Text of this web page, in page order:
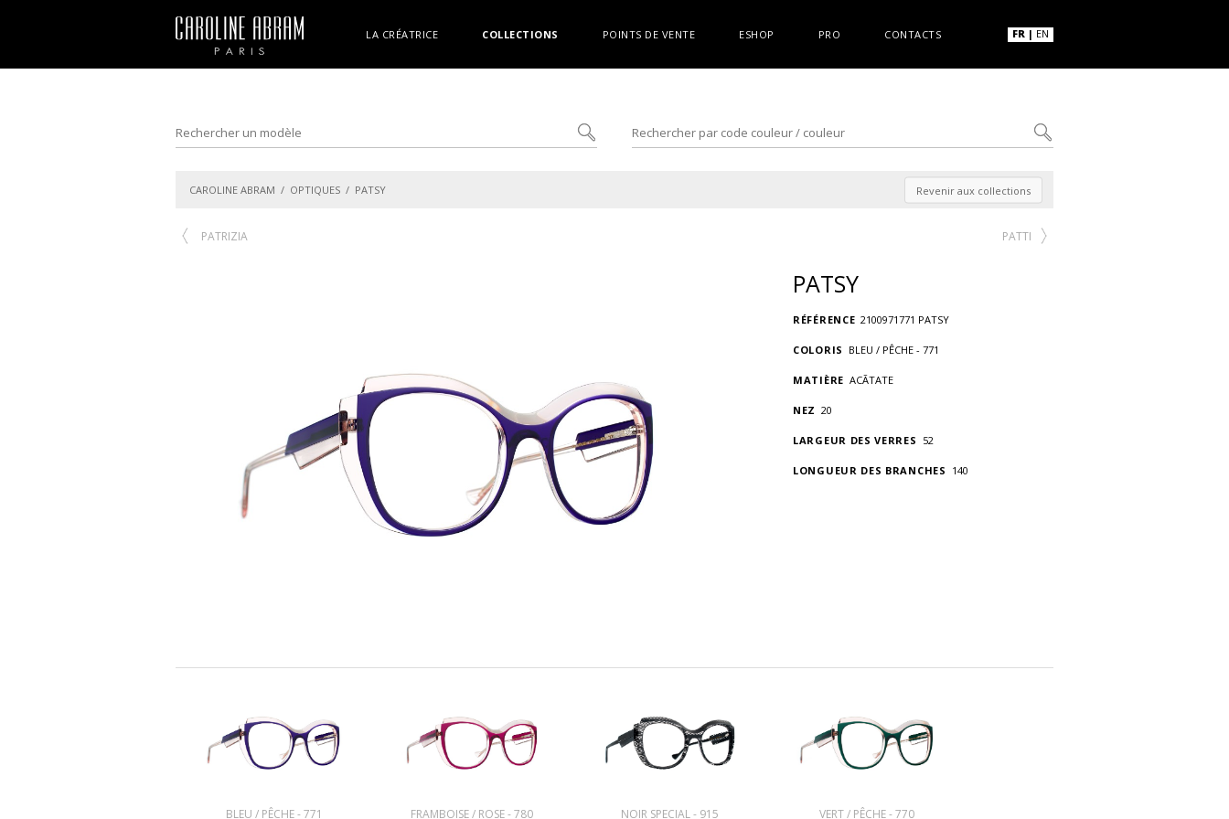
LA CRÉATRICE COLLECTIONS POINTS DE VENTE ESHOP PRO CONTACTS FR | EN
CAROLINE ABRAM / OPTIQUES / PATSY Revenir aux collections
PATRIZIA PATTI
PATSY
RÉFÉRENCE 2100971771 PATSY
COLORIS BLEU / PÊCHE - 771
MATIÈRE ACÃTATE
NEZ 20
LARGEUR DES VERRES 52
LONGUEUR DES BRANCHES 140
BLEU / PÊCHE - 771 FRAMBOISE / ROSE - 780 NOIR SPECIAL - 915 VERT / PÊCHE - 770